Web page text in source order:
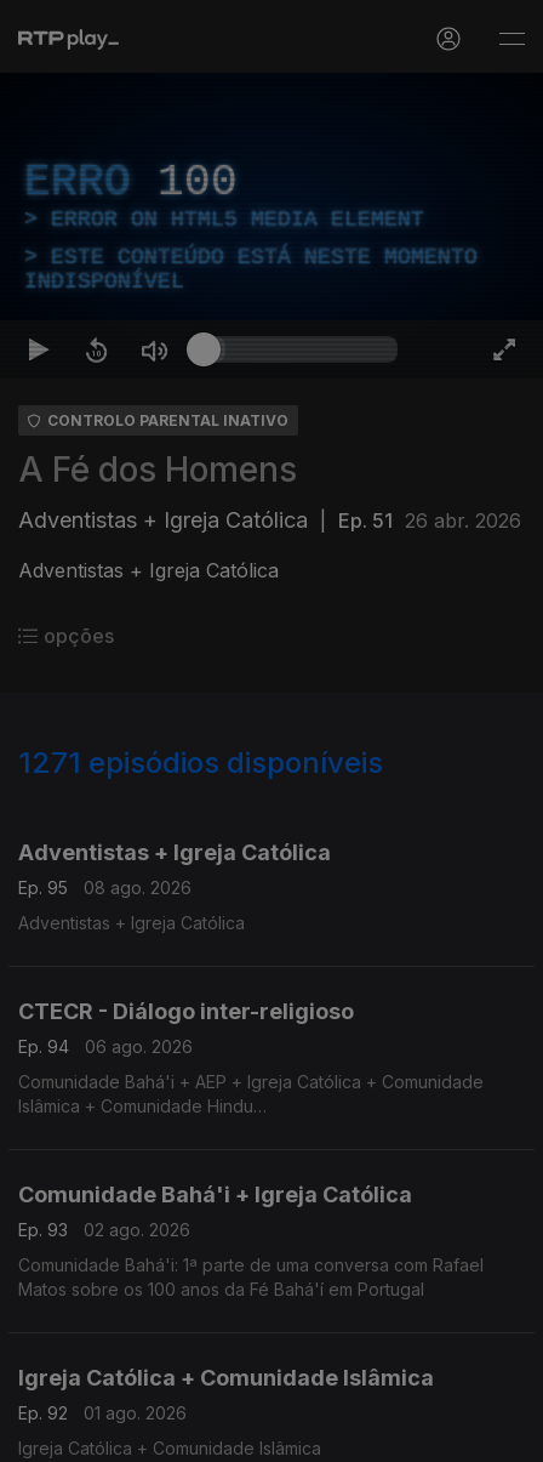
ERRO 100
ERROR ON HTML5 MEDIA ELEMENT
ESTE CONTEÚDO ESTÁ NESTE MOMENTO
INDISPONÍVEL
CONTROLO PARENTAL INATIVO
A Fé dos Homens
Adventistas + Igreja Católica Ep. 51 26 abr. 2026
Adventistas + Igreja Católica
opções
1271 episódios disponíveis
Adventistas + Igreja Católica
Ep. 95
08 ago. 2026
Adventistas + Igreja Católica
CTECR - Diálogo inter-religioso
Ep. 94
06 ago. 2026
Comunidade Bahá'i + AEP + Igreja Católica + Comunidade
Islâmica + Comunidade Hindu
Comunidade Bahá'i + Igreja Católica
Ep. 93
02 ago. 2026
Comunidade Bahá'i: 1ª parte de uma conversa com Rafael
Matos sobre os 100 anos da Fé Bahá'í em Portugal
Igreja Católica + Comunidade Islâmica
Ep. 92
01 ago. 2026
Igreja Católica + Comunidade Islâmica